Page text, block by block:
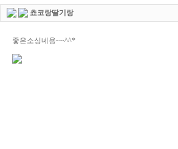
쵸코랑딸기랑
좋은소싱네용~~^^*